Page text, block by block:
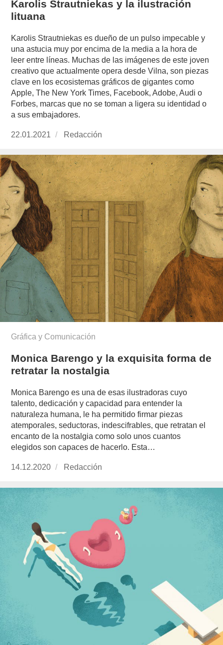
Karolis Strautniekas y la ilustración
lituana
Karolis Strautniekas es dueño de un pulso impecable y
una astucia muy por encima de la media a la hora de
leer entre líneas. Muchas de las imágenes de este joven
creativo que actualmente opera desde Vilna, son piezas
clave en los ecosistemas gráficos de gigantes como
Apple, The New York Times, Facebook, Adobe, Audi o
Forbes, marcas que no se toman a ligera su identidad o
a sus embajadores.
Publicado
22.01.2021 https://www.experimenta.es/author/redaccion/
Redacción
Gráfica y Comunicación
Monica Barengo y la exquisita forma de
retratar la nostalgia
Monica Barengo es una de esas ilustradoras cuyo
talento, dedicación y capacidad para entender la
naturaleza humana, le ha permitido firmar piezas
atemporales, seductoras, indescifrables, que retratan el
encanto de la nostalgia como solo unos cuantos
elegidos son capaces de hacerlo. Esta…
Publicado
14.12.2020 https://www.experimenta.es/author/redaccion/
Redacción